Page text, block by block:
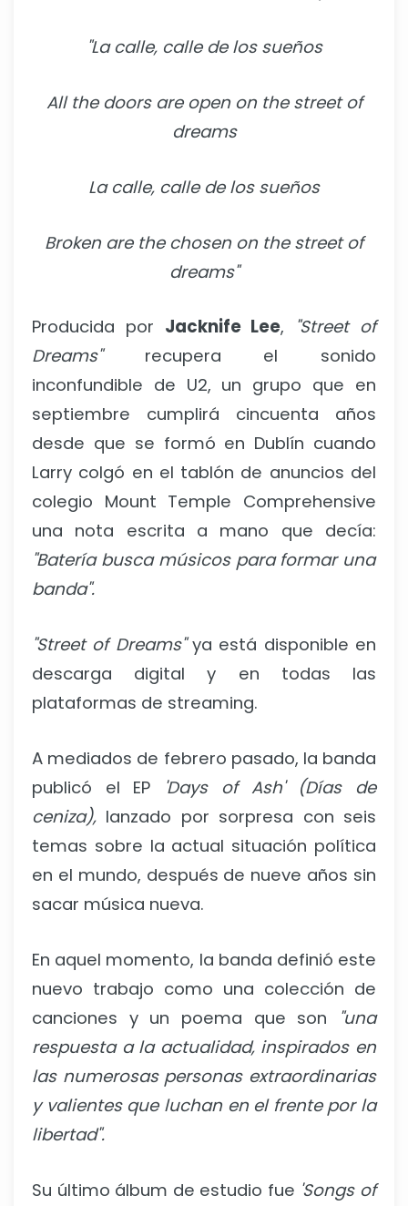
"La calle, calle de los sueños
All the doors are open on the street of
dreams
La calle, calle de los sueños
Broken are the chosen on the street of
dreams"
Producida por Jacknife Lee,
"Street of
Dreams" recupera el sonido
inconfundible de U2, un grupo que en
septiembre cumplirá cincuenta años
desde que se formó en Dublín cuando
Larry colgó en el tablón de anuncios del
colegio Mount Temple Comprehensive
una nota escrita a mano que decía:
"Batería busca músicos para formar una
banda".
"Street of Dreams"ya está disponible en
descarga digital y en todas las
plataformas de streaming.
A mediados de febrero pasado, la banda
publicó el EP 'Days of Ash' (Días de
ceniza), lanzado por sorpresa con seis
temas sobre la actual situación política
en el mundo, después de nueve años sin
sacar música nueva.
En aquel momento, la banda definió este
nuevo trabajo como una colección de
canciones y un poema que son "una
respuesta a la actualidad, inspirados en
las numerosas personas extraordinarias
y valientes que luchan en el frente por la
libertad".
Su último álbum de estudio fue 'Songs of